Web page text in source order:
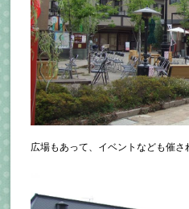
広場もあって、イベントなども催さ